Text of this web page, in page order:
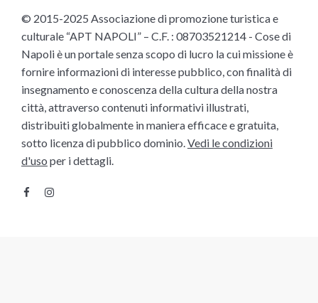
© 2015-2025 Associazione di promozione turistica e
culturale “APT NAPOLI” – C.F. : 08703521214 - Cose di
Napoli è un portale senza scopo di lucro la cui missione è
fornire informazioni di interesse pubblico, con finalità di
insegnamento e conoscenza della cultura della nostra
città, attraverso contenuti informativi illustrati,
distribuiti globalmente in maniera efficace e gratuita,
sotto licenza di pubblico dominio. Vedi le condizioni
d'uso per i dettagli.